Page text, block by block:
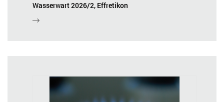
Wasserwart 2026/2, Effretikon